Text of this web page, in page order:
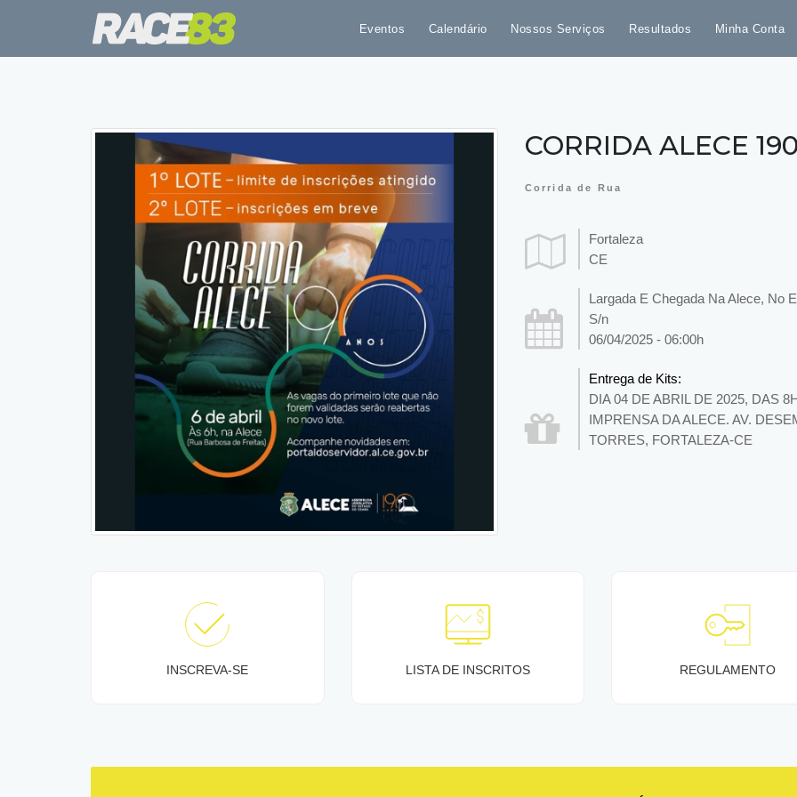
Eventos Calendário Nossos Serviços Resultados Minha Conta
CORRIDA ALECE
Corrida de Rua
Fortaleza
CE
Largada E Chegada Na Alece, No
S/n
06/04/2025 - 06:00h
Entrega de Kits:
DIA 04 DE ABRIL DE 2025, DAS
IMPRENSA DA ALECE. AV.
TORRES, FORTALEZA-CE
INSCREVA-SE LISTA DE INSCRITOS REGULAMENTO